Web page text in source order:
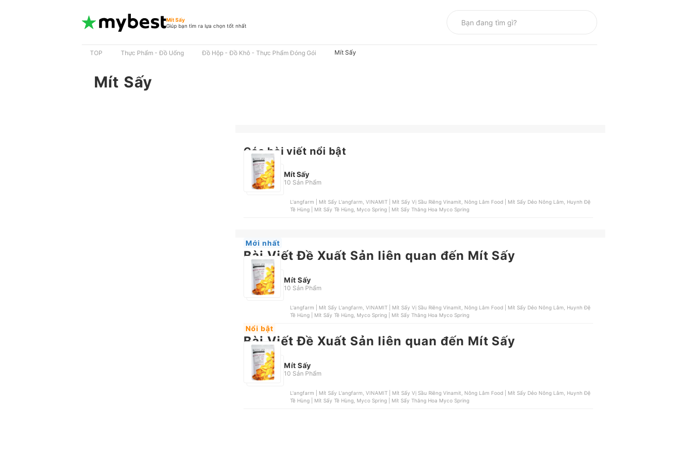
Mít Sấy
Giúp bạn tìm ra lựa chọn tốt nhất
TOP Thực Phẩm - Đồ Uống Đồ Hộp - Đồ Khô - Thực Phẩm Đóng Gói Mít Sấy
Mít Sấy
Các bài viết nổi bật
Mít Sấy
10 Sản Phẩm
L'angfarm | Mít Sấy L'angfarm, VINAMIT | Mít Sấy Vị Sầu Riêng Vinamit, Nông Lâm Food | Mít Sấy Dẻo Nông Lâm, Huynh Đệ
Tề Hùng | Mít Sấy Tề Hùng, Myco Spring | Mít Sấy Thăng Hoa Myco Spring
Mới nhất
Bài Viết Đề Xuất Sản liên quan đến Mít Sấy
Mít Sấy
10 Sản Phẩm
L'angfarm | Mít Sấy L'angfarm, VINAMIT | Mít Sấy Vị Sầu Riêng Vinamit, Nông Lâm Food | Mít Sấy Dẻo Nông Lâm, Huynh Đệ
Tề Hùng | Mít Sấy Tề Hùng, Myco Spring | Mít Sấy Thăng Hoa Myco Spring
Nổi bật
Bài Viết Đề Xuất Sản liên quan đến Mít Sấy
Mít Sấy
10 Sản Phẩm
L'angfarm | Mít Sấy L'angfarm, VINAMIT | Mít Sấy Vị Sầu Riêng Vinamit, Nông Lâm Food | Mít Sấy Dẻo Nông Lâm, Huynh Đệ
Tề Hùng | Mít Sấy Tề Hùng, Myco Spring | Mít Sấy Thăng Hoa Myco Spring